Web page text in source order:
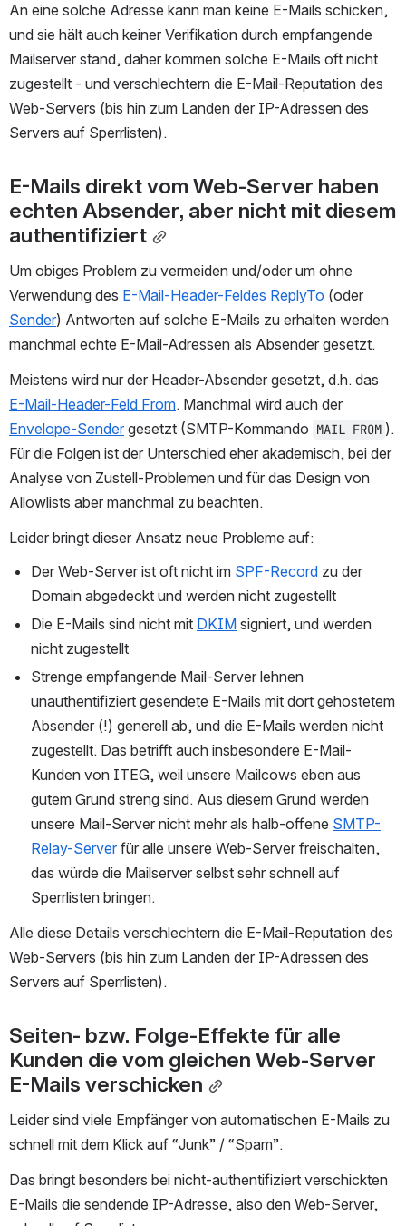
An eine solche Adresse kann man keine E-Mails schicken,
und sie hält auch keiner Verifikation durch empfangende
Mailserver stand, daher kommen solche E-Mails oft nicht
zugestellt - und verschlechtern die E-Mail-Reputation des
Web-Servers (bis hin zum Landen der IP-Adressen des
Servers auf Sperrlisten).
E-Mails direkt vom Web-Server haben
echten Absender, aber nicht mit diesem
authentifiziert
Um obiges Problem zu vermeiden und/oder um ohne
Verwendung des E-Mail-Header-Feldes ReplyTo
Sender) Antworten auf solche E-Mails zu erhalten werden
manchmal echte E-Mail-Adressen als Absender gesetzt.
E-Mail-Header-Feld From
Envelope-Sender gesetzt (SMTP-Kommando MAIL FROM ).
Für die Folgen ist der Unterschied eher akademisch, bei der
Analyse von Zustell-Problemen und für das Design von
Allowlists aber manchmal zu beachten.
Leider bringt dieser Ansatz neue Probleme auf:
Der Web-Server ist oft nicht im SPF-Record zu der
Domain abgedeckt und werden nicht zugestellt
Die E-Mails sind nicht mit DKIM signiert, und werden
nicht zugestellt
Strenge empfangende Mail-Server lehnen
unauthentifiziert gesendete E-Mails mit dort gehostetem
Absender (!) generell ab, und die E-Mails werden nicht
zugestellt. Das betrifft auch insbesondere E-Mail-
Kunden von ITEG, weil unsere Mailcows eben aus
gutem Grund streng sind. Aus diesem Grund werden
unsere Mail-Server nicht mehr als halb-offene SMTP-
Relay-Server für alle unsere Web-Server freischalten,
das würde die Mailserver selbst sehr schnell auf
Sperrlisten bringen.
Alle diese Details verschlechtern die E-Mail-Reputation des
Web-Servers (bis hin zum Landen der IP-Adressen des
Servers auf Sperrlisten).
Seiten- bzw. Folge-Effekte für alle
Kunden die vom gleichen Web-Server
E-Mails verschicken
Leider sind viele Empfänger von automatischen E-Mails zu
schnell mit dem Klick auf “Junk” / “Spam”.
Das bringt besonders bei nicht-authentifiziert verschickten
E-Mails die sendende IP-Adresse, also den Web-Server,